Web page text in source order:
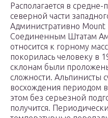
Располагается в
северной части
Административно
Соединенным Штатам
относится к горному
покорилась человеку в
склонам были
сложности. Альпинисты
восхождения периодом
этом без серьезной
получится.